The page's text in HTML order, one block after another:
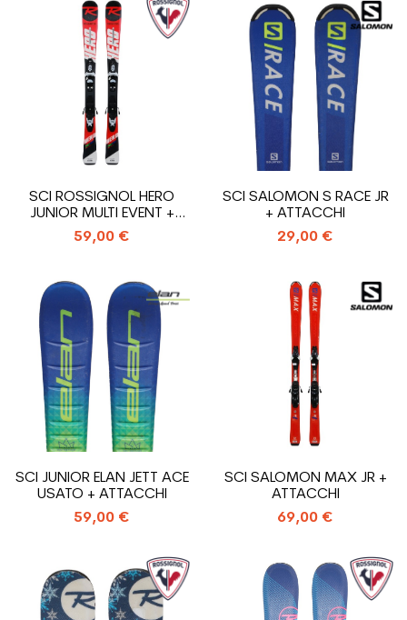
SCI ROSSIGNOL HERO
JUNIOR MULTI EVENT +
ATTACCHI
59,00 €
SCI SALOMON S RACE JR
+ ATTACCHI
29,00 €
SCI JUNIOR ELAN JETT ACE
USATO + ATTACCHI
59,00 €
SCI SALOMON MAX JR +
ATTACCHI
69,00 €